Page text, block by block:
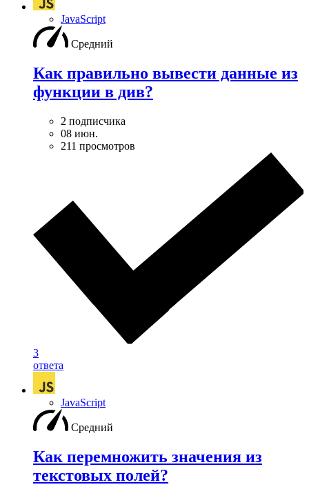
JavaScript
Средний
Как правильно вывести данные из
функции в див?
2 подписчика
08 июн.
211 просмотров
3
ответа
JavaScript
Средний
Как перемножить значения из
текстовых полей?